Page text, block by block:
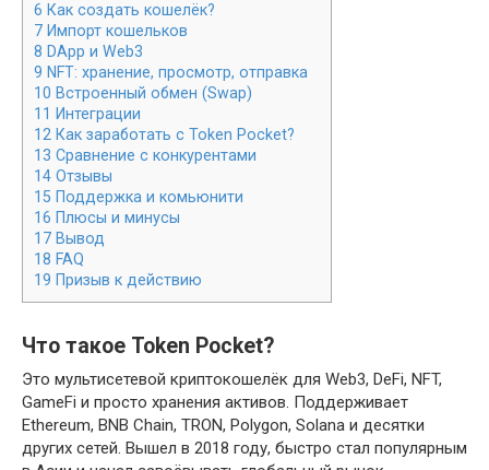
6 Как создать кошелёк?
7 Импорт кошельков
8 DApp и Web3
9 NFT: хранение, просмотр, отправка
10 Встроенный обмен (Swap)
11 Интеграции
12 Как заработать с Token Pocket?
13 Сравнение с конкурентами
14 Отзывы
15 Поддержка и комьюнити
16 Плюсы и минусы
17 Вывод
18 FAQ
19 Призыв к действию
Что такое Token Pocket?
Это мультисетевой криптокошелёк для Web3, DeFi, NFT,
GameFi и просто хранения активов. Поддерживает
Ethereum, BNB Chain, TRON, Polygon, Solana и десятки
других сетей. Вышел в 2018 году, быстро стал популярным